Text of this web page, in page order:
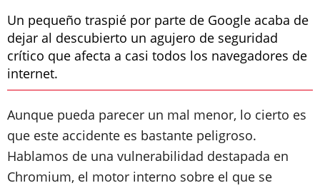
Un pequeño traspié por parte de Google acaba de
dejar al descubierto un agujero de seguridad
crítico que afecta a casi todos los navegadores de
internet.
Aunque pueda parecer un mal menor, lo cierto es
que este accidente es bastante peligroso.
Hablamos de una vulnerabilidad destapada en
Chromium, el motor interno sobre el que se